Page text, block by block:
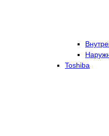
Toshiba